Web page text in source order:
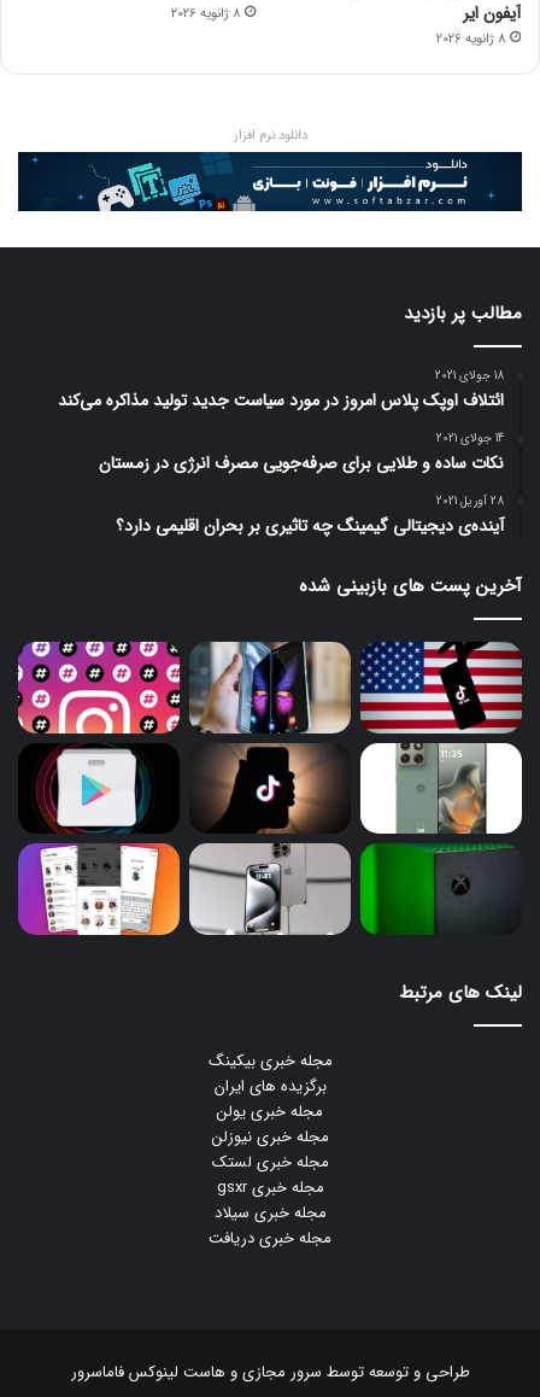
آیفون ایر
8 ژانویه 2026
8 ژانویه 2026
دانلود نرم افزار
مطالب پر بازدید
18 جولای 2021
ائتلاف اوپک پلاس امروز در مورد سیاست جدید تولید مذاکره می‌کند
14 جولای 2021
نکات ساده و طلایی برای صرفه‌جویی مصرف انرژی در زمستان
28 آوریل 2021
آینده‌ی دیجیتالی گیمینگ چه تاثیری بر بحران اقلیمی دارد؟
آخرین پست های بازبینی شده
لینک های مرتبط
مجله خبری بیکینگ
برگزیده های ایران
مجله خبری یولن
مجله خبری نیوزلن
مجله خبری لستک
مجله خبری gsxr
مجله خبری سیلاد
مجله خبری دریافت
طراحی و توسعه توسط سرور مجازیو هاست لینوکسفاماسرور